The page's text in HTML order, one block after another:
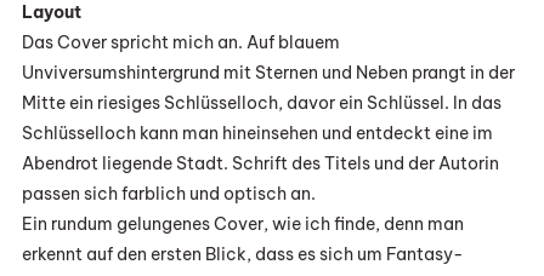
Layout
Das Cover spricht mich an. Auf blauem
Unviversumshintergrund mit Sternen und Neben prangt in der
Mitte ein riesiges Schlüsselloch, davor ein Schlüssel. In das
Schlüsselloch kann man hineinsehen und entdeckt eine im
Abendrot liegende Stadt. Schrift des Titels und der Autorin
passen sich farblich und optisch an.
Ein rundum gelungenes Cover, wie ich finde, denn man
erkennt auf den ersten Blick, dass es sich um Fantasy-